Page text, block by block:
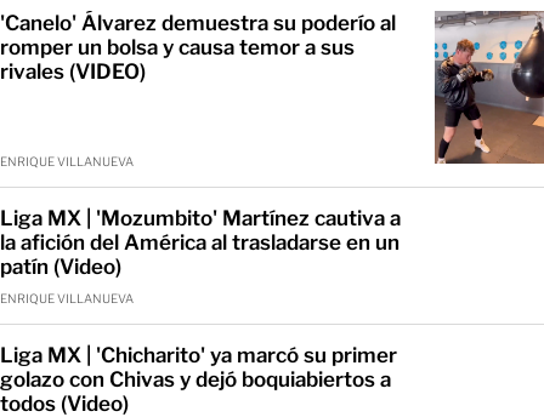
'Canelo' Álvarez demuestra su poderío al
romper un bolsa y causa temor a sus
rivales (VIDEO)
ENRIQUE VILLANUEVA
Liga MX | 'Mozumbito' Martínez cautiva a
la afición del América al trasladarse en un
patín (Video)
ENRIQUE VILLANUEVA
Liga MX | 'Chicharito' ya marcó su primer
golazo con Chivas y dejó boquiabiertos a
todos (Video)